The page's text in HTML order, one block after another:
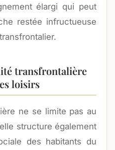
élargi qui peut
restée infructueuse
transfrontalière
loisirs
ne se limite pas au
structure également
des habitants du